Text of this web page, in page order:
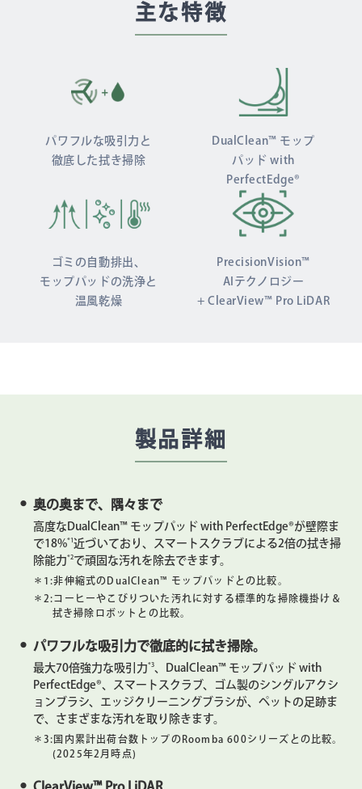
主な特徴
パワフルな吸引力と
徹底した拭き掃除
DualClean™ モップ
パッド with
PerfectEdge®
ゴミの自動排出、
モップパッドの洗浄と
温風乾燥
PrecisionVision™
AIテクノロジー
+ ClearView™ Pro LiDAR
製品詳細
奥の奥まで、隅々まで
高度なDualClean™ モップパッド with PerfectEdge®が壁際ま
で18%*1近づいており、スマートスクラブによる2倍の拭き掃
除能力*2で頑固な汚れを除去できます。
＊1:非伸縮式のDualClean™ モップパッドとの比較。
＊2:コーヒーやこびりついた汚れに対する標準的な掃除機掛け＆
拭き掃除ロボットとの比較。
パワフルな吸引力で徹底的に拭き掃除。
最大70倍強力な吸引力*3、DualClean™ モップパッド with
PerfectEdge®、スマートスクラブ、ゴム製のシングルアクシ
ョンブラシ、エッジクリーニングブラシが、ペットの足跡ま
で、さまざまな汚れを取り除きます。
＊3: 国内累計出荷台数トップのRoomba 600シリーズとの比較。
(2025年2月時点)